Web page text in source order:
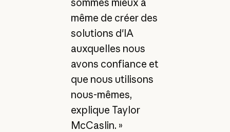
même de créer des
solutions d'IA
auxquelles nous
avons confiance et
que nous utilisons
nous-mêmes,
explique Taylor
McCaslin. »